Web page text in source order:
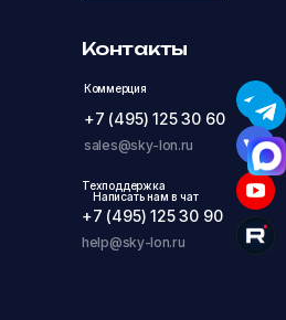
Коммерция
sales@sky-lon.ru
+7 (495) 125 30 60
+7 (495) 125 30 90
help@sky-lon.ru
Техподдержка
Написать нам в чат
Контакты